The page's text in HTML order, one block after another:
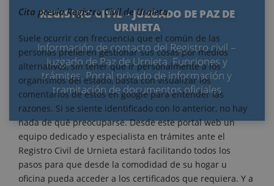
REGISTRO CIVIL – JUZGADO DE PAZ DE
URNIETA
Información de contacto del Registro civil –
Juzgado de Paz de Urnieta. Funciones y
trámites. Portal privado de información y
tramitación de documentos oficiales
Cita previa Registro Civil de Urnieta
Suele ocurrir con frecuencia que el común de las
personas prefieren gestionar sus cosas por medios
alternativos, sin tener que ir personalmente a los
organismos del estado, basta con visualizar los
comentarios de estos en google para entender las
razones. Si se siente identificado con lo anterior, no hay
nada de qué preocuparse. Desde este portal web un
equipo dedicado y especialista en trámites ante el
Registro Civil de Urnieta estará facilitando todos los
pasos para que desde la comodidad de su hogar u
oficina pueda acceder a los certificados que requiera. Y a